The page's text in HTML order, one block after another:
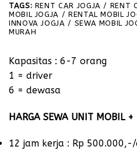
TAGS: RENT CAR JOGJA / RENT
MOBIL JOGJA / RENTAL MOBIL
INNOVA JOGJA / SEWA MOBIL
MURAH
Kapasitas : 6-7 orang
1 = driver
6 = dewasa
HARGA SEWA UNIT MOBIL
12 jam kerja : Rp